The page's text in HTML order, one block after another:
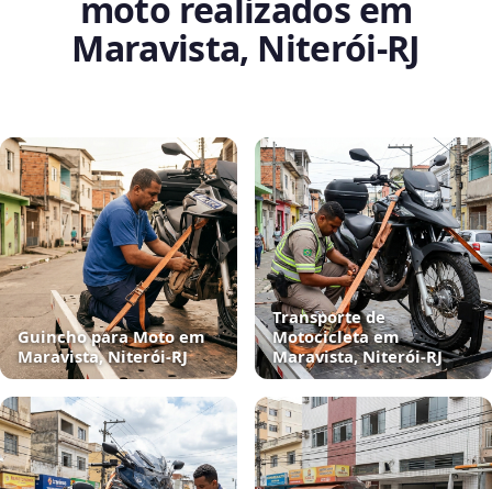
moto realizados em
Maravista, Niterói‑RJ
Guincho para Moto em
Maravista, Niterói‑RJ
Transporte de
Motocicleta em
Maravista, Niterói‑RJ